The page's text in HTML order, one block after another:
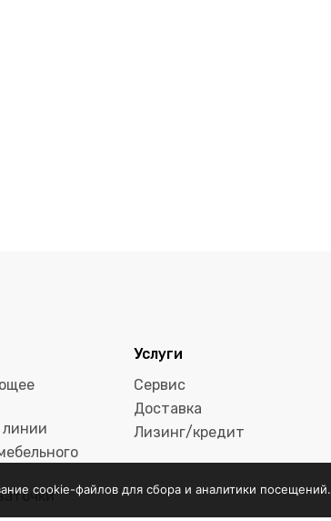
Услуги
Сервис
Доставка
Лизинг/кредит
cookie-файлов для сбора и аналитики посещений.